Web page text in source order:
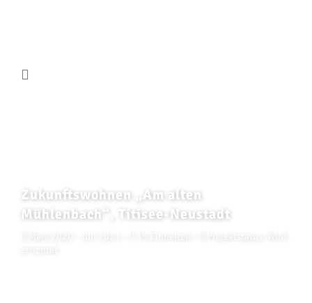
Zukunftswohnen „Am alten
Mühlenbach“, Titisee-Neustadt